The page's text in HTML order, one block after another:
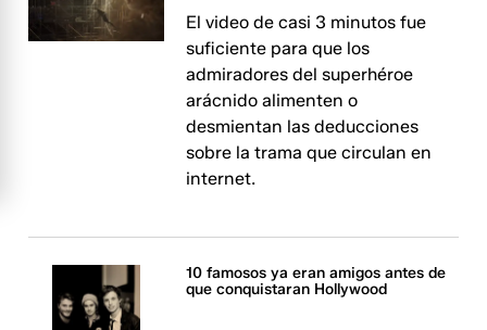
El video de casi 3 minutos fue
suficiente para que los
admiradores del superhéroe
arácnido alimenten o
desmientan las deducciones
sobre la trama que circulan en
internet.
10 famosos ya eran amigos antes de
que conquistaran Hollywood